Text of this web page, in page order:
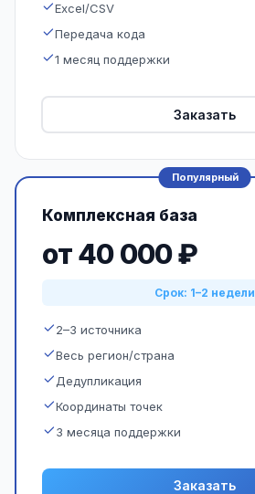
Excel/CSV
Передача кода
1 месяц поддержки
Заказать
Популярный
Комплексная база
от 40 000 ₽
Срок: 1–2 недели
2–3 источника
Весь регион/страна
Дедупликация
Координаты точек
3 месяца поддержки
Заказать